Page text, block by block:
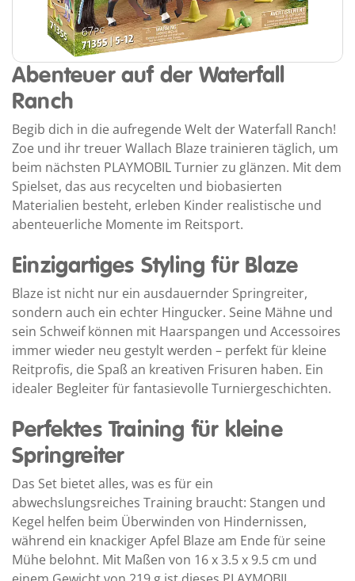
Abenteuer auf der Waterfall
Ranch
Begib dich in die aufregende Welt der Waterfall Ranch!
Zoe und ihr treuer Wallach Blaze trainieren täglich, um
beim nächsten PLAYMOBIL Turnier zu glänzen. Mit dem
Spielset, das aus recycelten und biobasierten
Materialien besteht, erleben Kinder realistische und
abenteuerliche Momente im Reitsport.
Einzigartiges Styling für Blaze
Blaze ist nicht nur ein ausdauernder Springreiter,
sondern auch ein echter Hingucker. Seine Mähne und
sein Schweif können mit Haarspangen und Accessoires
immer wieder neu gestylt werden – perfekt für kleine
Reitprofis, die Spaß an kreativen Frisuren haben. Ein
idealer Begleiter für fantasievolle Turniergeschichten.
Perfektes Training für kleine
Springreiter
Das Set bietet alles, was es für ein
abwechslungsreiches Training braucht: Stangen und
Kegel helfen beim Überwinden von Hindernissen,
während ein knackiger Apfel Blaze am Ende für seine
Mühe belohnt. Mit Maßen von 16 x 3.5 x 9.5 cm und